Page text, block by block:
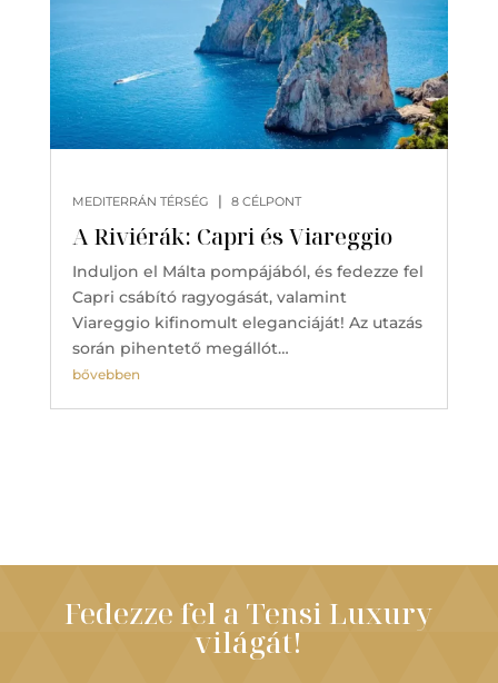
A Riviérák: Capri és Viareggio
MEDITERRÁN TÉRSÉG | 8 CÉLPONT
Induljon el Málta pompájából, és fedezze fel
Capri csábító ragyogását, valamint
Viareggio kifinomult eleganciáját! Az utazás
során pihentető megállót…
bővebben
Fedezze fel a Tensi Luxury
világát!